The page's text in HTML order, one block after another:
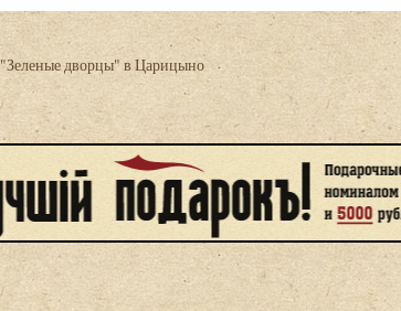
"Зеленые дворцы" в Царицыно